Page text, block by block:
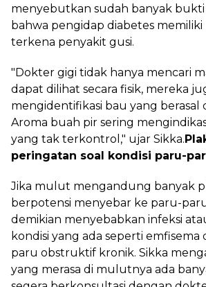
menyebutkan sudah banyak
bahwa pengidap diabetes
terkena penyakit gusi.
"Dokter gigi tidak hanya mencari
dapat dilihat secara fisik, mereka
mengidentifikasi bau yang berasal
Aroma buah pir sering
yang tak terkontrol," ujar Sikka.
peringatan soal kondisi paru-
Jika mulut mengandung banyak
berpotensi menyebar ke paru-
demikian menyebabkan infeksi
kondisi yang ada seperti emfisema
paru obstruktif kronik. Sikka
yang merasa di mulutnya ada